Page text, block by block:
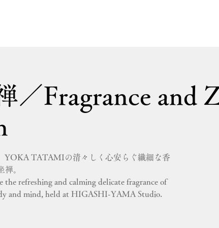
／Fragrance and
YOKA TATAMIの清々しく心安らぐ繊細な香
禅。
the refreshing and calming delicate fragrance of
and mind, held at HIGASHI-YAMA Studio.